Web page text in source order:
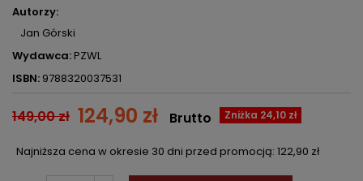
Autorzy:
Jan Górski
Wydawca:PZWL
ISBN: 9788320037531
149,00 zł 124,90 zł Zniżka 24,10 zł
Brutto
Najniższa cena w okresie 30 dni przed promocją: 122,90 zł